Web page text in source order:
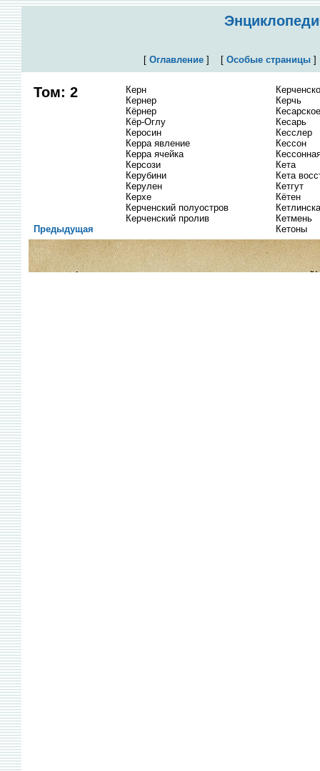
[ Оглавление] [ Особые страницы
Том: 2
Керн
Кернер
Кёрнер
Кёр-Оглу
Керосин
Керра явление
Керра ячейка
Керсози
Керубини
Керулен
Керхе
Керченский полуостров
Керченский пролив
Керчь
Кесарь
Кесслер
Кессон
Кета
Кета
Кетгут
Кётен
Кетмень
Кетоны
Предыдущая